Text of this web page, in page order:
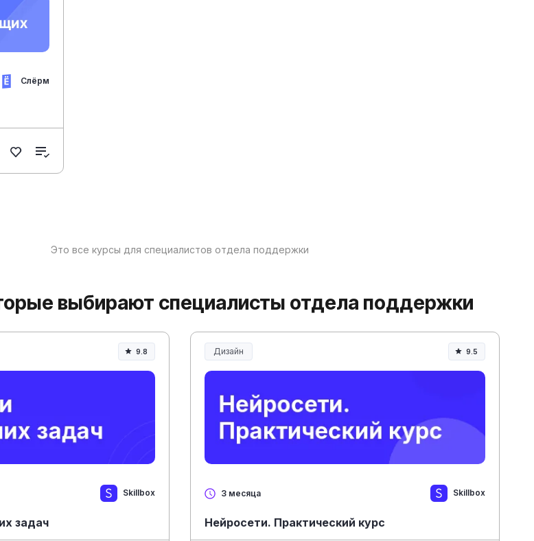
Слёрм
Это все курсы для специалистов отдела поддержки
выбирают специалисты отдела поддержки
9.8
Skillbox
задач
Дизайн 9.5
3 месяца Skillbox
Нейросети. Практический курс